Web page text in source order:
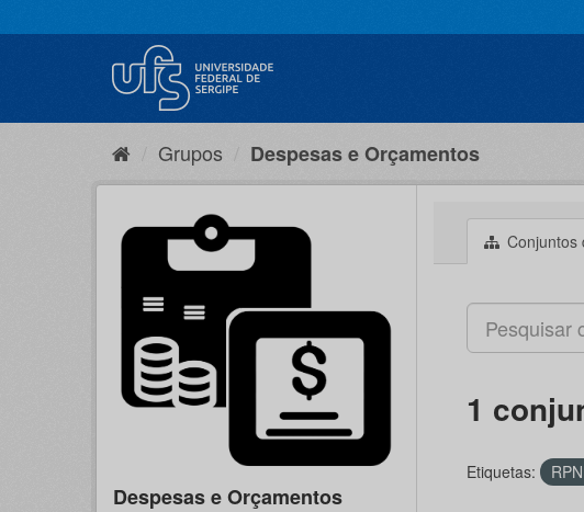
para
Grupos Despesas e Orçamentos
Despesas e Orçamentos
Conjuntos
1
Etiquetas: